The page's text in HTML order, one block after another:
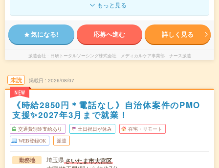
もっと見る
気になる! 応募へ進む 詳しく見る
派遣会社 日研トータルソーシング株式会社 メディカルケア事業部 ナース派遣
未読
NEW
掲載日 2026/08/07
《時給2850円＊電話なし》自治体案件のPMO
支援✨2027年3月まで就業！
交通費別途支給あり 土日祝日が休み 在宅・リモート
WEB登録OK 派遣
勤務地 埼玉県さいたま市大宮区